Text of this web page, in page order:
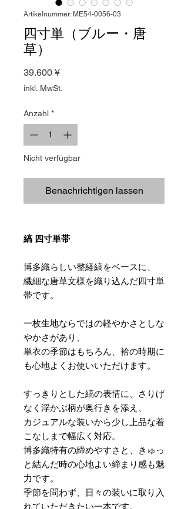
Artikelnummer: ME54-0056-03
四寸単（ブルー・唐
草）
39.600 ¥Preis
inkl. MwSt.
Anzahl *
Nicht verfügbar
Benachrichtigen lassen
縞 四寸単帯
博多織らしい整経縞をベースに、
繊細な唐草文様を織り込んだ四寸単
帯です。
一枚生地ならではの軽やかさとしな
やかさがあり、
単衣の季節はもちろん、袷の時期に
も心地よくお使いいただけます。
すっきりとした縞の表情に、さりげ
なく浮かぶ柄が奥行きを添え、
カジュアルな装いから少し上品な着
こなしまで幅広く対応。
博多織特有の締めやすさと、きゅっ
と結んだ時の心地よい締まり感も魅
力です。
季節を問わず、日々の装いに取り入
れていただきたい一本です。